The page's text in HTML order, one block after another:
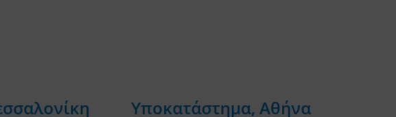
Υποκατάστημα, Αθήνα